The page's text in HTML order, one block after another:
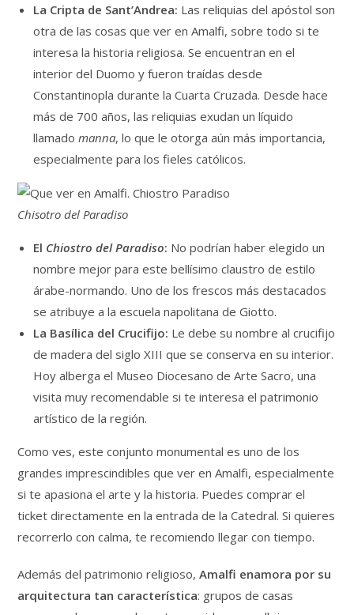
La Cripta de Sant’Andrea: Las reliquias del apóstol son
otra de las cosas que ver en Amalfi, sobre todo si te
interesa la historia religiosa. Se encuentran en el
interior del Duomo y fueron traídas desde
Constantinopla durante la Cuarta Cruzada. Desde hace
más de 700 años, las reliquias exudan un líquido
llamadomanna, lo que le otorga aún más importancia,
especialmente para los fieles católicos.
Chisotro del Paradiso
El Chiostro del Paradiso: No podrían haber elegido un
nombre mejor para este bellísimo claustro de estilo
árabe-normando. Uno de los frescos más destacados
se atribuye a la escuela napolitana de Giotto.
La Basílica del Crucifijo: Le debe su nombre al crucifijo
de madera del siglo XIII que se conserva en su interior.
Hoy alberga el Museo Diocesano de Arte Sacro, una
visita muy recomendable si te interesa el patrimonio
artístico de la región.
Como ves, este conjunto monumental es uno de los
grandes imprescindibles que ver en Amalfi, especialmente
si te apasiona el arte y la historia. Puedes comprar el
ticket directamente en la entrada de la Catedral. Si quieres
recorrerlo con calma, te recomiendo llegar con tiempo.
Además del patrimonio religioso,Amalfi enamora por su
arquitectura tan característica: grupos de casas